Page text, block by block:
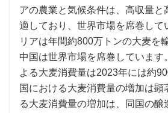
アの農業と気候条件は、高収量と
適しており、世界市場を席巻して
リアは年間約800万トンの大麦を
中国は世界市場を席巻しています
よる大麦消費量は2023年には約
国における大麦消費量の増加は顕
る大麦消費量の増加は、同国の醸